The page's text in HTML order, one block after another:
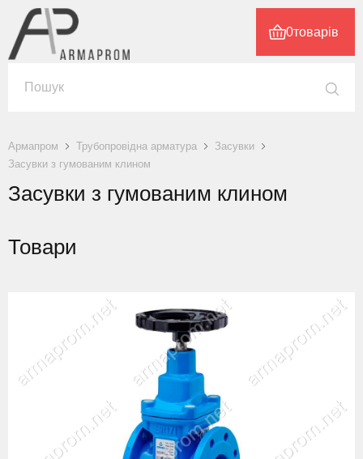
0товарів
Армапром Трубопровідна арматура
Засувки
Засувки з гумованим клином
Засувки з гумованим клином
Товари